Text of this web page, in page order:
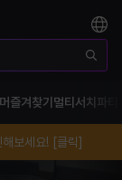
즐겨찾기 멀티서치 파티
보세요! [클릭]